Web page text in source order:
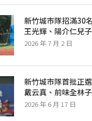
新竹城市隊招滿30
王光輝、陽介仁兒
2026 年 7 月 2 日
新竹城市隊首批正
戴云真、前味全林
2026 年 6 月 17 日